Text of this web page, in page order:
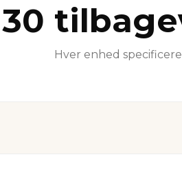
30
Hver enhed